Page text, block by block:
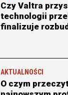
Czy Valtra
technologii
finalizuje
AKTUALNOŚCI
O czym